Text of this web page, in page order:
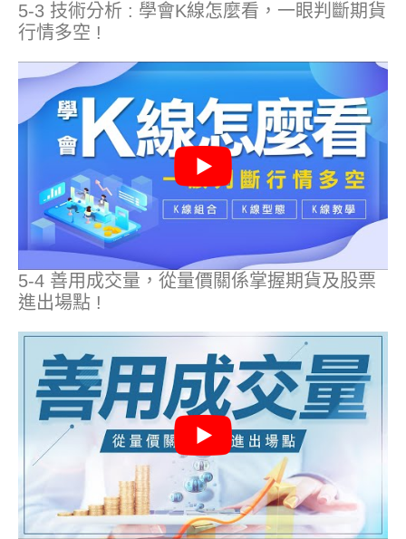
5-3 技術分析 : 學會K線怎麼看，一眼判斷期貨
行情多空 !
5-4 善用成交量，從量價關係掌握期貨及股票
進出場點 !